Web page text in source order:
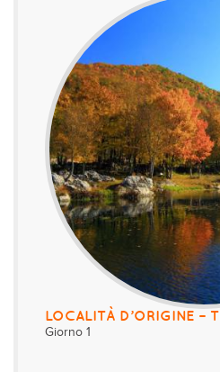
LOCALITÀ D’ORIGINE –
Giorno 1